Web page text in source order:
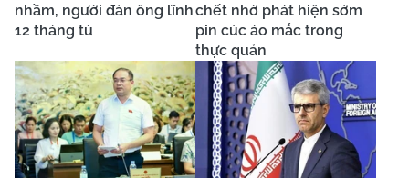
nhầm, người đàn ông lĩnh
12 tháng tù
chết nhờ phát hiện sớm
pin cúc áo mắc trong
thực quản